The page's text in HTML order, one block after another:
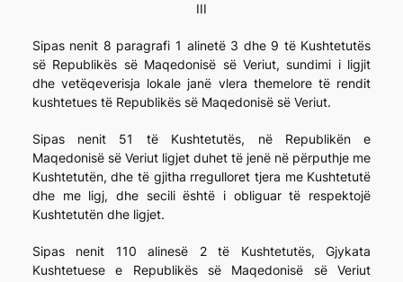
III
Sipas nenit 8 paragrafi 1 alinetë 3 dhe 9 të Kushtetutës
së Republikës së Maqedonisë së Veriut, sundimi i ligjit
dhe vetëqeverisja lokale janë vlera themelore të rendit
kushtetues të Republikës së Maqedonisë së Veriut.
Sipas nenit 51 të Kushtetutës, në Republikën e
Maqedonisë së Veriut ligjet duhet të jenë në përputhje me
Kushtetutën, dhe të gjitha rregulloret tjera me Kushtetutë
dhe me ligj, dhe secili është i obliguar të respektojë
Kushtetutën dhe ligjet.
Sipas nenit 110 alinesë 2 të Kushtetutës, Gjykata
Kushtetuese e Republikës së Maqedonisë së Veriut